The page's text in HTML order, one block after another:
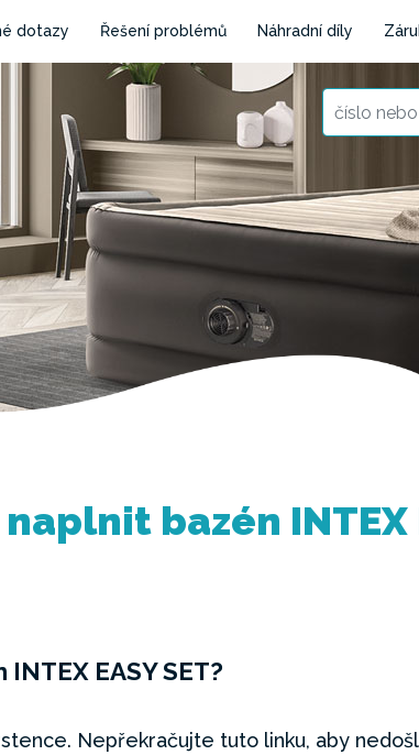
dotazy Řešení problémů Náhradní díly
bazén INTEX
EASY SET?
Nepřekračujte tuto linku, aby